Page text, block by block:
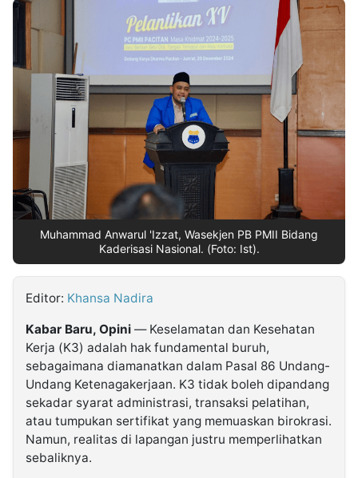
Partner
Insight
Suara
Lens
Daily
Jalan
Idealita
Kita
Dinamikapost.com
Radar
Seedbacklink
Kabarbaru
Kabarbaru.co
2026
Kabarbaru
Muhammad Anwarul 'Izzat, Wasekjen PB PMII Bidang
Kaderisasi Nasional. (Foto: Ist).
Editor: Khansa Nadira
Kabar Baru, Opini — Keselamatan dan Kesehatan
Kerja (K3) adalah hak fundamental buruh,
sebagaimana diamanatkan dalam Pasal 86 Undang-
Undang Ketenagakerjaan. K3 tidak boleh dipandang
sekadar syarat administrasi, transaksi pelatihan,
atau tumpukan sertifikat yang memuaskan birokrasi.
Namun, realitas di lapangan justru memperlihatkan
sebaliknya.